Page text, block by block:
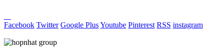
Facebook Twitter Google PlusYoutube Pinterest RSS instagram